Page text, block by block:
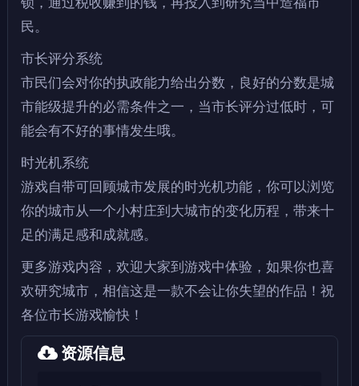
民。
市长评分系统
市民们会对你的执政能力给出分数，良好的分数是城
市能级提升的必需条件之一，当市长评分过低时，可
能会有不好的事情发生哦。
时光机系统
游戏自带可回顾城市发展的时光机功能，你可以浏览
你的城市从一个小村庄到大城市的变化历程，带来十
足的满足感和成就感。
更多游戏内容，欢迎大家到游戏中体验，如果你也喜
欢研究城市，相信这是一款不会让你失望的作品！祝
各位市长游戏愉快！
资源信息